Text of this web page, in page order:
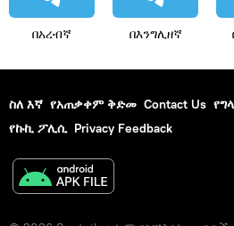
በአረብኛ በእንግሊዘኛ
ስለ እኛ የአጠቃቀም ቅድመ Contact Us
የኩኪ ፖሊሲ Privacy Feedback